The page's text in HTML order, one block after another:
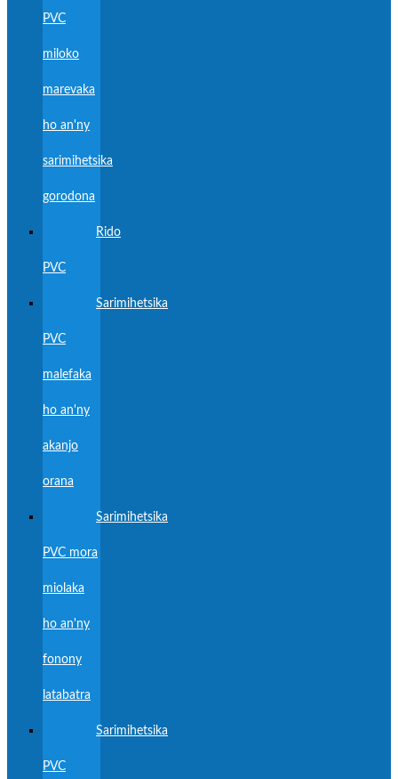
PVC
miloko
marevaka
ho an'ny
sarimihetsika
gorodona
Rido
PVC
Sarimihetsika
PVC
malefaka
ho an'ny
akanjo
orana
Sarimihetsika
PVC mora
miolaka
ho an'ny
fonony
latabatra
Sarimihetsika
PVC